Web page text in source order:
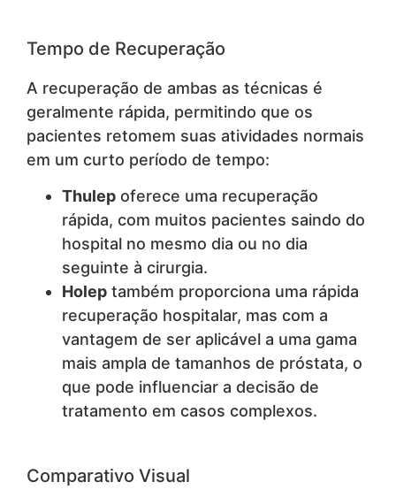
Tempo de Recuperação
A recuperação de ambas as técnicas é
geralmente rápida, permitindo que os
pacientes retomem suas atividades normais
em um curto período de tempo:
Thulep oferece uma recuperação
rápida, com muitos pacientes saindo do
hospital no mesmo dia ou no dia
seguinte à cirurgia.
Holep também proporciona uma rápida
recuperação hospitalar, mas com a
vantagem de ser aplicável a uma gama
mais ampla de tamanhos de próstata, o
que pode influenciar a decisão de
tratamento em casos complexos.
Comparativo Visual